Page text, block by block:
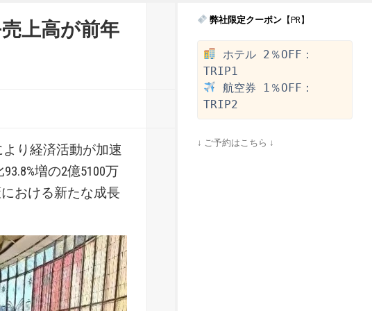
上高が前年
り経済活動が加速
増の2億5100万
おける新たな成長
弊社限定クーポン【PR】
ホテル 2％OFF：
航空券 1％OFF：
↓ ご予約はこちら ↓